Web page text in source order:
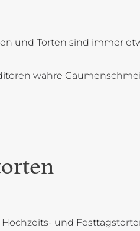
und Torten sind immer
wahre
und